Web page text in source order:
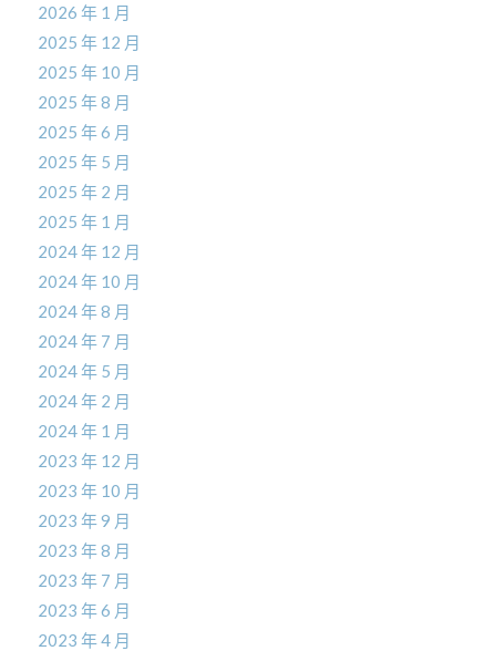
2026 年 1 月
2025 年 12 月
2025 年 10 月
2025 年 8 月
2025 年 6 月
2025 年 5 月
2025 年 2 月
2025 年 1 月
2024 年 12 月
2024 年 10 月
2024 年 8 月
2024 年 7 月
2024 年 5 月
2024 年 2 月
2024 年 1 月
2023 年 12 月
2023 年 10 月
2023 年 9 月
2023 年 8 月
2023 年 7 月
2023 年 6 月
2023 年 4 月